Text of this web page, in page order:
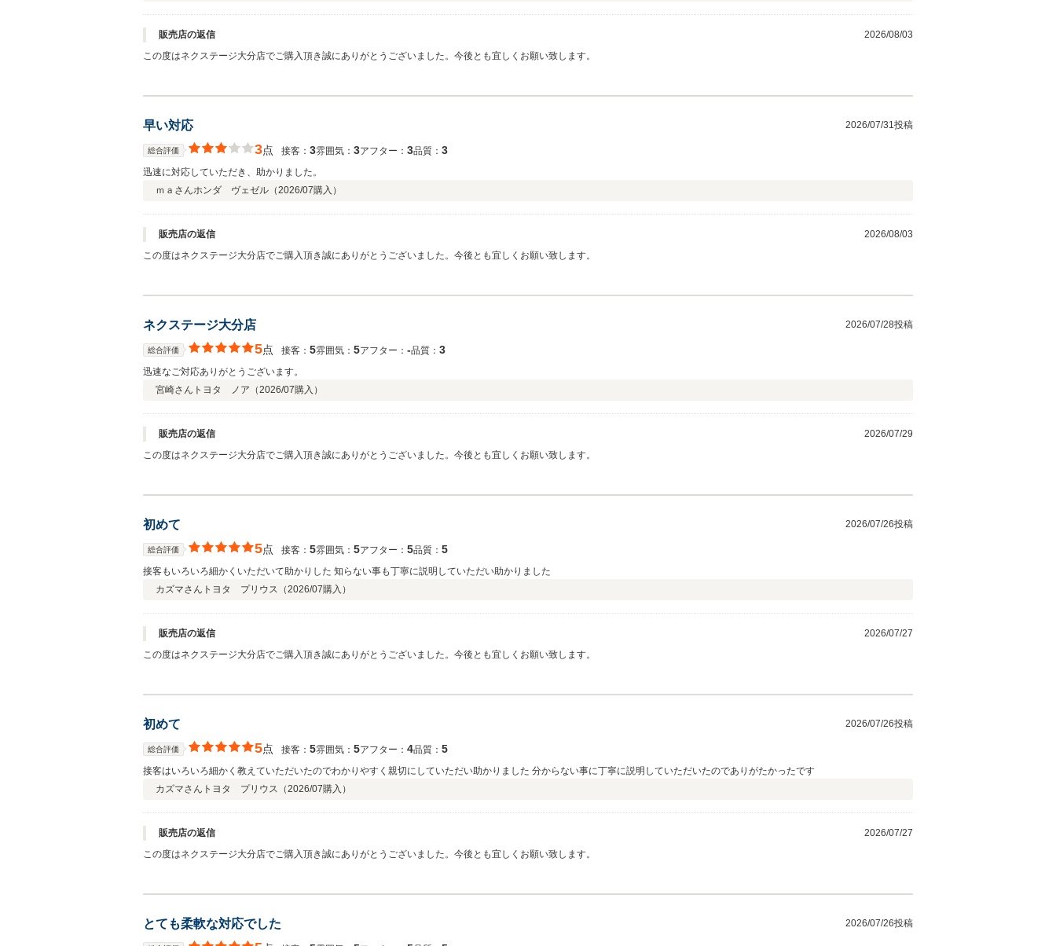
販売店の返信
2026/08/03
この度はネクステージ大分店でご購入頂き誠にありがとうございました。今後とも宜しくお願い致します。
早い対応 2026/07/31投稿
総合評価 3点 接客： 3雰囲気： 3アフター： 3品質： 3
迅速に対応していただき、助かりました。
ｍａさんホンダ ヴェゼル（2026/07購入）
販売店の返信
2026/08/03
この度はネクステージ大分店でご購入頂き誠にありがとうございました。今後とも宜しくお願い致します。
ネクステージ大分店 2026/07/28投稿
総合評価 5点 接客： 5雰囲気： 5アフター： ‐品質： 3
迅速なご対応ありがとうございます。
宮崎さん トヨタ ノア（2026/07購入）
販売店の返信
2026/07/29
この度はネクステージ大分店でご購入頂き誠にありがとうございました。今後とも宜しくお願い致します。
初めて 2026/07/26投稿
総合評価 5点 接客： 5雰囲気： 5アフター： 5品質： 5
接客もいろいろ細かくいただいて助かりした 知らない事も丁寧に説明していただい助かりました
カズマさん トヨタ プリウス（2026/07購入）
販売店の返信
2026/07/27
この度はネクステージ大分店でご購入頂き誠にありがとうございました。今後とも宜しくお願い致します。
初めて 2026/07/26投稿
総合評価 5点 接客： 5雰囲気： 5アフター： 4品質： 5
接客はいろいろ細かく教えていただいたのでわかりやすく親切にしていただい助かりました 分からない事に丁寧に説明していただいたのでありがたかったです
カズマさん トヨタ プリウス（2026/07購入）
販売店の返信
2026/07/27
この度はネクステージ大分店でご購入頂き誠にありがとうございました。今後とも宜しくお願い致します。
とても柔軟な対応でした 2026/07/26投稿